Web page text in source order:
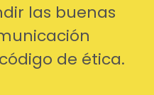
las buenas
de ética.